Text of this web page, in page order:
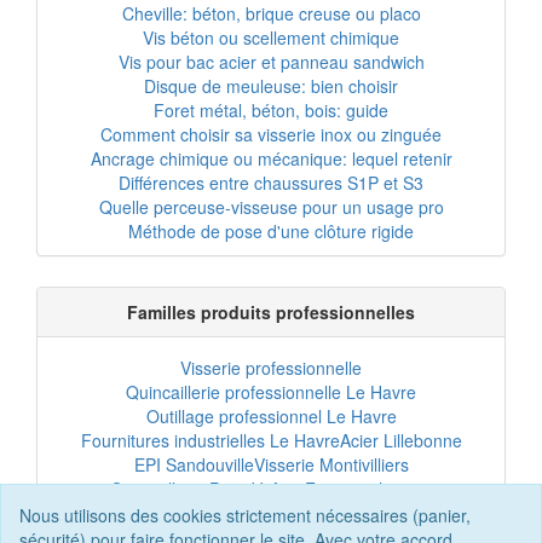
Nous utilisons des cookies strictement nécessaires (panier,
Cheville: béton, brique creuse ou placo
Vis béton ou scellement chimique
Vis pour bac acier et panneau sandwich
Disque de meuleuse: bien choisir
Foret métal, béton, bois: guide
Comment choisir sa visserie inox ou zinguée
Ancrage chimique ou mécanique: lequel retenir
Différences entre chaussures S1P et S3
Quelle perceuse-visseuse pour un usage pro
Méthode de pose d'une clôture rigide
Familles produits professionnelles
Visserie professionnelle
Quincaillerie professionnelle Le Havre
Outillage professionnel Le Havre
Fournitures industrielles Le HavreAcier Lillebonne
EPI SandouvilleVisserie Montivilliers
Quincaillerie Port-JérômeFixation chantier
EPI professionnelOutillage maintenance
Acier professionnelTôles et bardage